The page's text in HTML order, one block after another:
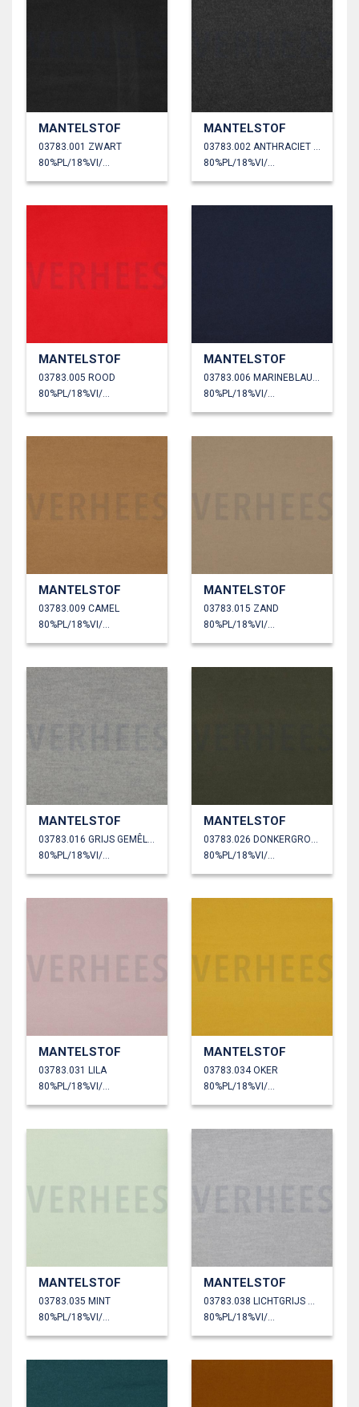
MANTELSTOF
03783.001 ZWART
80%PL/18%VI/2%EA
MANTELSTOF
03783.002 ANTHRACIET GEMÊLEERD
80%PL/18%VI/2%EA
MANTELSTOF
03783.005 ROOD
80%PL/18%VI/2%EA
MANTELSTOF
03783.006 MARINEBLAUW
80%PL/18%VI/2%EA
MANTELSTOF
03783.009 CAMEL
80%PL/18%VI/2%EA
MANTELSTOF
03783.015 ZAND
80%PL/18%VI/2%EA
MANTELSTOF
03783.016 GRIJS GEMÊLEERD
80%PL/18%VI/2%EA
MANTELSTOF
03783.026 DONKERGROEN
80%PL/18%VI/2%EA
MANTELSTOF
03783.031 LILA
80%PL/18%VI/2%EA
MANTELSTOF
03783.034 OKER
80%PL/18%VI/2%EA
MANTELSTOF
03783.035 MINT
80%PL/18%VI/2%EA
MANTELSTOF
03783.038 LICHTGRIJS GEMÊLEERD
80%PL/18%VI/2%EA